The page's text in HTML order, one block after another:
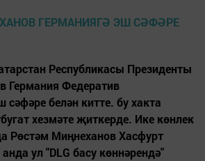
Республикасы Президенты
Германия Федератив
сәфәре белән китте. бу хакта
хезмәте җиткерде. Ике көнлек
Рөстәм Миңнеханов Хасфурт
ул "DLG басу көннәрендә"